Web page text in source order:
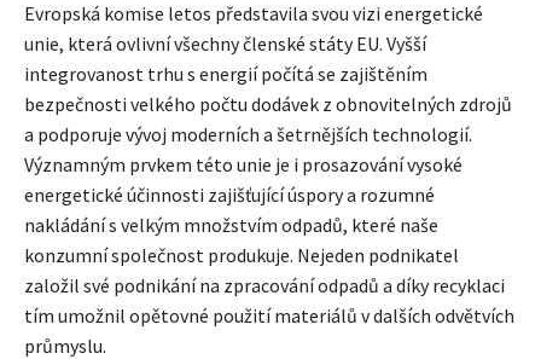
Evropská komise letos představila svou vizi energetické
unie, která ovlivní všechny členské státy EU. Vyšší
integrovanost trhu s energií počítá se zajištěním
bezpečnosti velkého počtu dodávek z obnovitelných zdrojů
a podporuje vývoj moderních a šetrnějších technologií.
Významným prvkem této unie je i prosazování vysoké
energetické účinnosti zajišťující úspory a rozumné
nakládání s velkým množstvím odpadů, které naše
konzumní společnost produkuje. Nejeden podnikatel
založil své podnikání na zpracování odpadů a díky recyklaci
tím umožnil opětovné použití materiálů v dalších odvětvích
průmyslu.